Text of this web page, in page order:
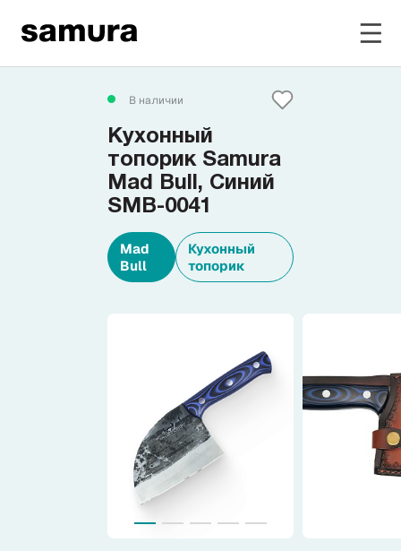
Избранное
Войти в личный кабинет
Смотреть весь каталог
Ножи по видам
Ножи по назначению
В наличии
Кухонный
топорик Samura
Mad Bull, Синий
SMB-0041
Mad
Bull
Кухонный
топорик